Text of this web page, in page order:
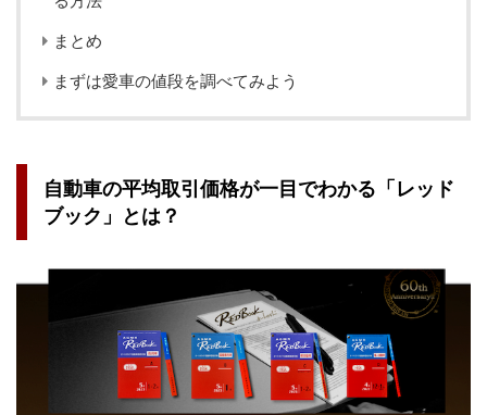
まとめ
まずは愛車の値段を調べてみよう
自動車の平均取引価格が一目でわかる「レッド
ブック」とは？